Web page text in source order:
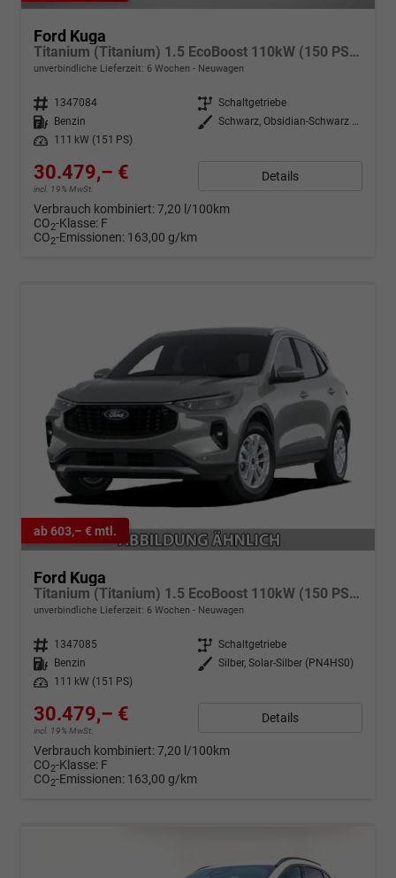
Ford Kuga
Titanium (Titanium) 1.5 EcoBoost 110kW (150 PS) 6-Gang Schaltgetriebe
unverbindliche Lieferzeit: 6 Wochen Neuwagen
Fahrzeugnr. 1347084 Getriebe Schaltgetriebe
Kraftstoff
Benzin Außenfarbe
Schwarz, Obsidian-Schwarz Metallic (PN4GM0)
Leistung
111 kW (151 PS)
30.479,– €
incl. 19% MwSt.
Details
Verbrauch kombiniert:7,20 l/100km
CO2-Klasse: F
CO2-Emissionen: 163,00 g/km
ab 603,– € mtl.
Ford Kuga
Titanium (Titanium) 1.5 EcoBoost 110kW (150 PS) 6-Gang Schaltgetriebe
unverbindliche Lieferzeit: 6 Wochen Neuwagen
Fahrzeugnr. 1347085 Getriebe Schaltgetriebe
Kraftstoff
Benzin Außenfarbe Silber, Solar-Silber (PN4HS0)
Leistung
111 kW (151 PS)
30.479,– €
incl. 19% MwSt.
Details
Verbrauch kombiniert:7,20 l/100km
CO2-Klasse: F
CO2-Emissionen: 163,00 g/km